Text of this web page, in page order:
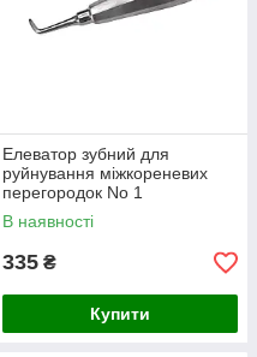
Елеватор зубний для
руйнування міжкореневих
перегородок No 1
В наявності
335 ₴
Купити